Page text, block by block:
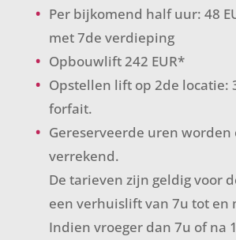
Per bijkomend half uur: 48
met 7de verdieping
Opbouwlift 242 EUR*
Opstellen lift op 2de locatie:
forfait.
Gereserveerde uren worden
verrekend.
De tarieven zijn geldig voor
een verhuislift van 7u tot en
Indien vroeger dan 7u of na